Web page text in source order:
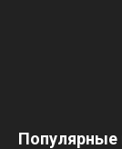
Популярные